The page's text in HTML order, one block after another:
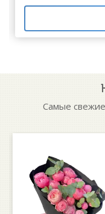
Самые